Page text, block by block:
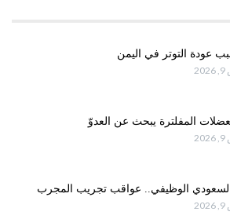
عودة التوتر في اليمن
المفلترة يبحث عن العدوّ
السعودي الوظيفي.. عواقب تجريب المجرب